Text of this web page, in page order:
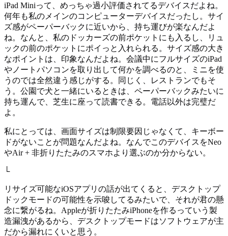
iPad Miniって、めっちゃ過小評価されてるデバイスだよね。
何年も私のメインのコンピューターデバイスだったし。サイ
ズ感がペーパーバックに近いから、持ち運びが楽なんだよ
ね。なんと、私のドッカーズの前ポケットにも入るし、リュ
ックの前のポケットにポイっと入れられる。サイズ感の大き
なポイントは、印象なんだよね。会議中にフルサイズのiPad
やノートパソコンを取り出して何かを調べるのと、ミニを使
うのでは全然違う感じがする。同じく、レストランでもそ
う。公園で犬と一緒にいるときは、ペーパーバックみたいに
持ち運んで、芝生に座って読書できる。電話以外は完璧だ
よ。
私にとっては、画面サイズは制限要因じゃなくて、キーボー
ドがないことが問題なんだよね。なんでこのデバイスをNeo
やAir + 非折りたたみのスマホより選ぶのか分からない。
└
リサイズ可能なiOSアプリの話が出てくると、デスクトップ
ドックモードの可能性を示唆してるみたいで、それが君の懸
念に繋がるね。Appleが折りたたみiPhoneを作るっていう製
造漏洩があるから、デスクトップモードはソフトウェアが主
だから漏れにくいと思う。